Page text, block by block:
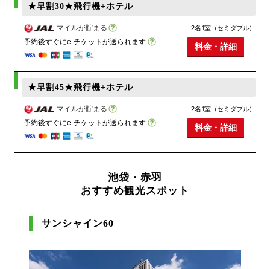
★早割30★飛行機+ホテル
マイルが貯まる
予約後すぐにe-チケットが送られます
2名1室（セミダブル）
料金・詳細
★早割45★飛行機+ホテル
マイルが貯まる
予約後すぐにe-チケットが送られます
2名1室（セミダブル）
料金・詳細
池袋・赤羽
おすすめ観光スポット
サンシャイン60